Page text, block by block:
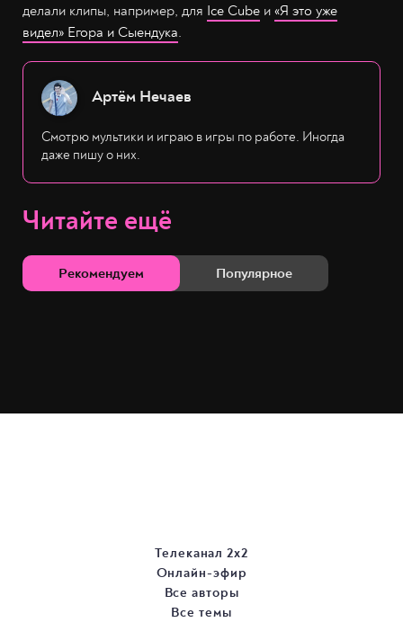
делали клипы, например, для Ice Cube и «Я это уже
видел» Егора и Сыендука.
Артём Нечаев
Смотрю мультики и играю в игры по работе. Иногда
даже пишу о них.
Читайте ещё
Рекомендуем Популярное
Телеканал 2х2
Онлайн-эфир
Все авторы
Все темы